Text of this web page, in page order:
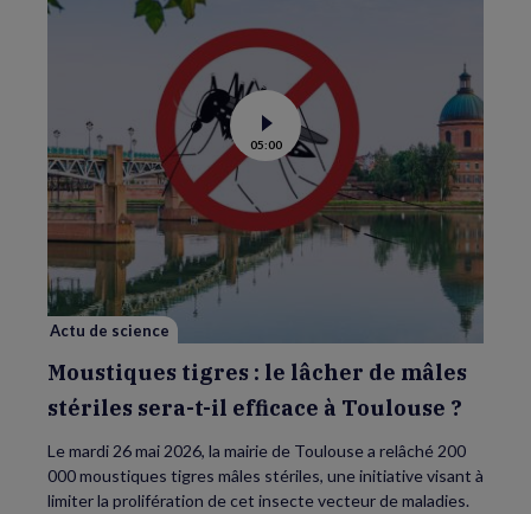
Voir
la
vidéo
de
Moustiques
tigres
le
lâcher
de
il
efficace
à
Toulouse
?
05:00
Actu de science
Moustiques tigres : le lâcher de mâles
stériles sera-t-il efficace à Toulouse ?
Le mardi 26 mai 2026, la mairie de Toulouse a relâché 200
000 moustiques tigres mâles stériles, une initiative visant à
limiter la prolifération de cet insecte vecteur de maladies.